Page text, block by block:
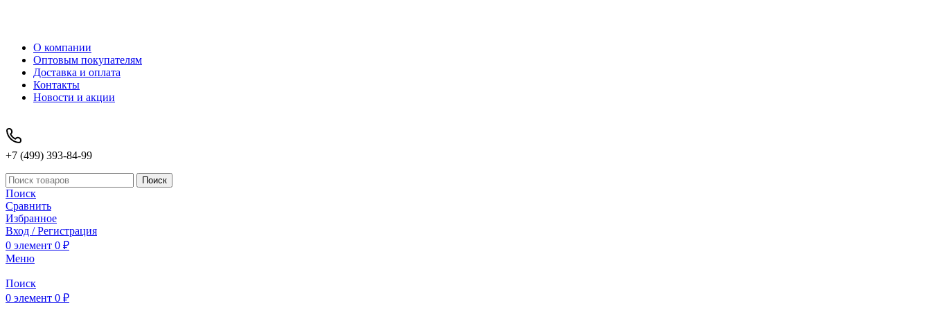
О компании
Оптовым покупателям
Доставка и оплата
Контакты
Новости и акции
+7 (499) 393-84-99
Поиск
Поиск
Сравнить
Избранное
Вход / Регистрация
0 элемент 0 ₽
Меню
Поиск
0 элемент 0 ₽